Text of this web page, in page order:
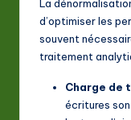
La
d’optimiser les
souvent
traitement
Charge de
écritures